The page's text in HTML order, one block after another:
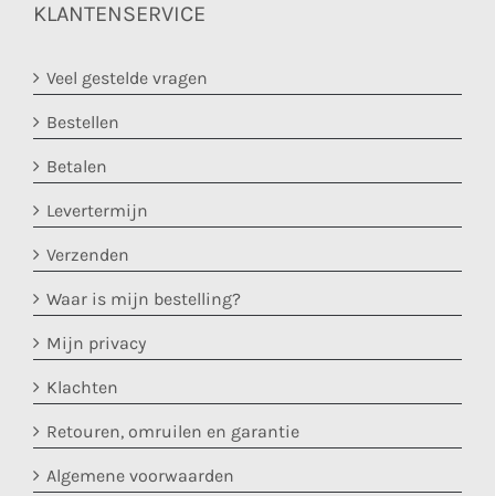
KLANTENSERVICE
Veel gestelde vragen
Bestellen
Betalen
Levertermijn
Verzenden
Waar is mijn bestelling?
Mijn privacy
Klachten
Retouren, omruilen en garantie
Algemene voorwaarden